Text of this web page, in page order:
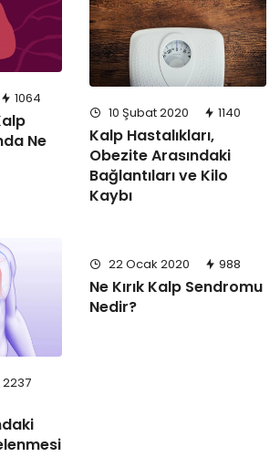
1064
Ne
10 Şubat 2020 1140
Kalp Hastalıkları,
Obezite Arasındaki
Bağlantıları ve Kilo
Kaybı
2237
22 Ocak 2020 988
Ne Kırık Kalp Sendromu
Nedir?